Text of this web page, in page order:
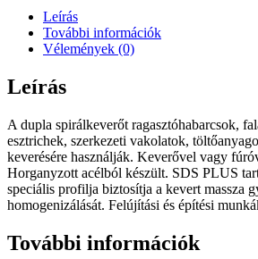
Leírás
További információk
Vélemények (0)
Leírás
A dupla spirálkeverőt ragasztóhabarcsok,
esztrichek, szerkezeti vakolatok,
keverésére használják. Keverővel vagy
Horganyzott acélból készült. SDS PLUS
speciális profilja biztosítja a kevert massza
homogenizálását. Felújítási és építési
További információk